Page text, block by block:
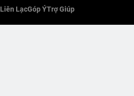
Liên LạcGóp ÝTrợ Giúp